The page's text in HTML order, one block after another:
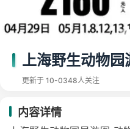
上海野生动物园
更新于 10-0348人关注
内容详情